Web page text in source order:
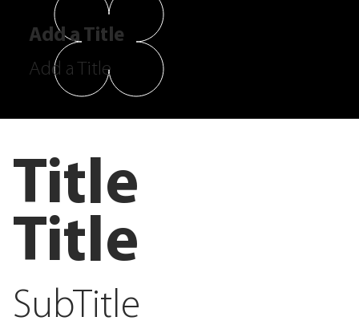
Add a Title
Add a Title
Title
Title
SubTitle